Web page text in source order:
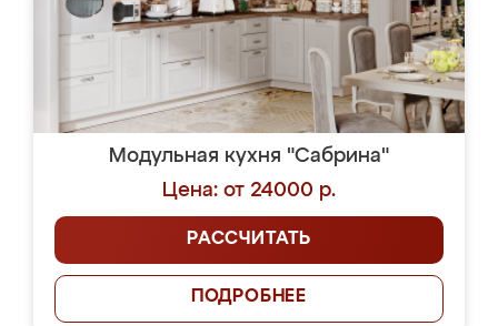
Модульная кухня "Сабрина"
Цена: от 24000 р.
РАССЧИТАТЬ
ПОДРОБНЕЕ